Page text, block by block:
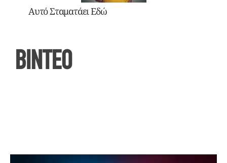
Αυτό Σταματάει Εδώ
ΒΙΝΤΕΟ